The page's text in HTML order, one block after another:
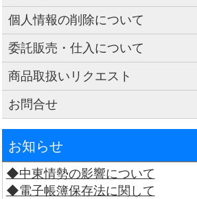
個人情報の削除について
委託販売・仕入について
商品取扱いリクエスト
お問合せ
お知らせ
◆中東情勢の影響について
◆電子帳簿保存法に関して